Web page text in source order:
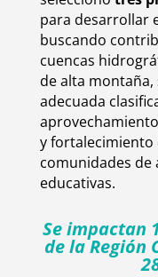
para desarrollar
buscando
cuencas
de alta
adecuada
y fortalecimiento
comunidades
educativas.
Se impactan
de la Región